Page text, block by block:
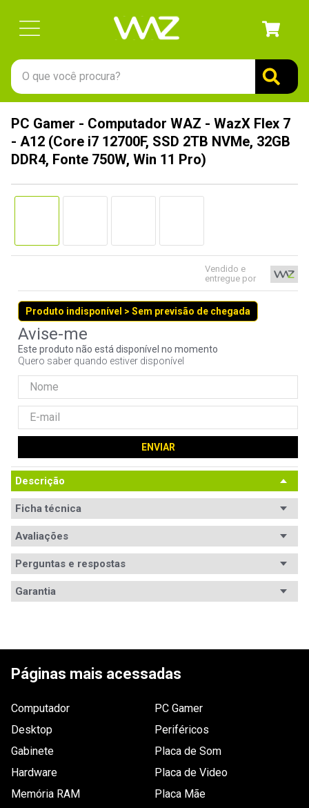
O que você procura?
PC Gamer - Computador WAZ - WazX Flex 7
- A12 (Core i7 12700F, SSD 2TB NVMe, 32GB
DDR4, Fonte 750W, Win 11 Pro)
Vendido e
entregue por
Produto indisponível > Sem previsão de chegada
Este produto não está disponível no momento
Quero saber quando estiver disponível
ENVIAR
Descrição
Ficha técnica
Avaliações
Avaliações
ESCREVER AVALIAÇÃO
Perguntas e respostas
Garantia
garantia@waz.com.br ou (31) 2126-6610 (Telefone ou
Páginas mais acessadas
Computador
Desktop
Gabinete
Hardware
Memória RAM
PC Gamer
Periféricos
Placa de Som
Placa de Video
Placa Mãe
1º
gabinete
2º
keychron
8º
fractal
9º
controle
10º hd